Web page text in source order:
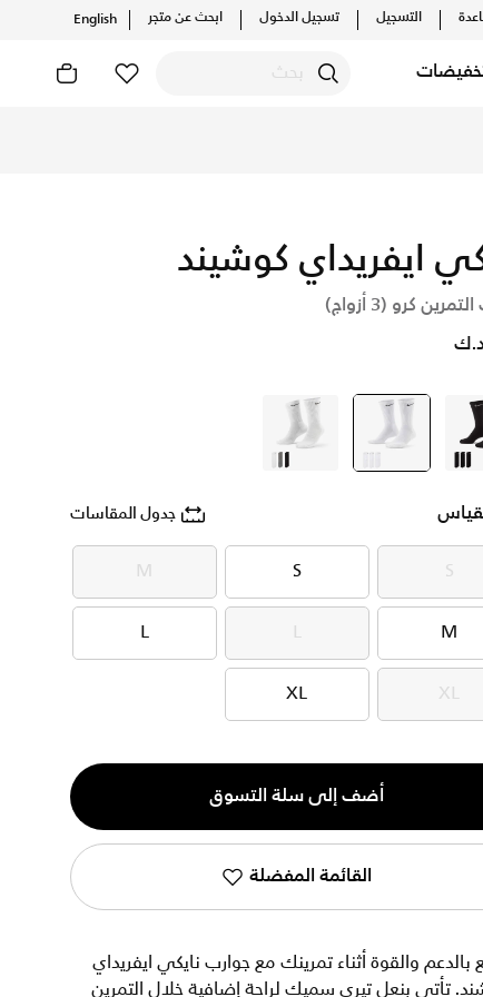
التسجيل تسجيل الدخول ابحث عن متجر English
ايفريداي كوشيند
كرو (3 أزواج)
أسود selected
أبيض أبيض
جدول المقاسات
S
S
S
S
M
M
M
M
L
L
L
L
XL
XL
XL
XL
أضف إلى سلة التسوق
القائمة المفضلة
بالدعم والقوة أثناء تمرينك مع جوارب نايكي ايفريداي
تأتي بنعل تيري سميك لراحة إضافية خلال التمرين